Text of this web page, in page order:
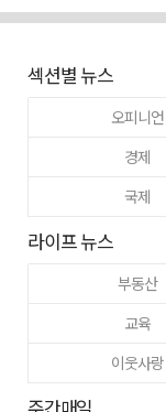
섹션별 뉴스
오피니언
경제
국제
라이프 뉴스
부동산
교육
이웃사랑